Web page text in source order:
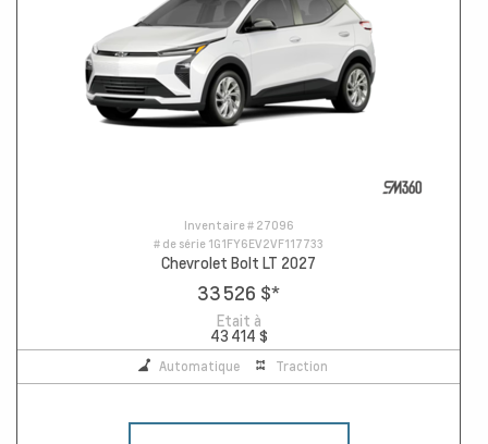
Inventaire # 27096
# de série 1G1FY6EV2VF117733
Chevrolet Bolt LT 2027
33 526 $*
Etait à
43 414 $
Automatique Traction